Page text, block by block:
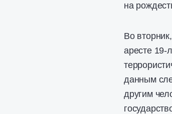
на
Во
аресте 19-
данным
другим